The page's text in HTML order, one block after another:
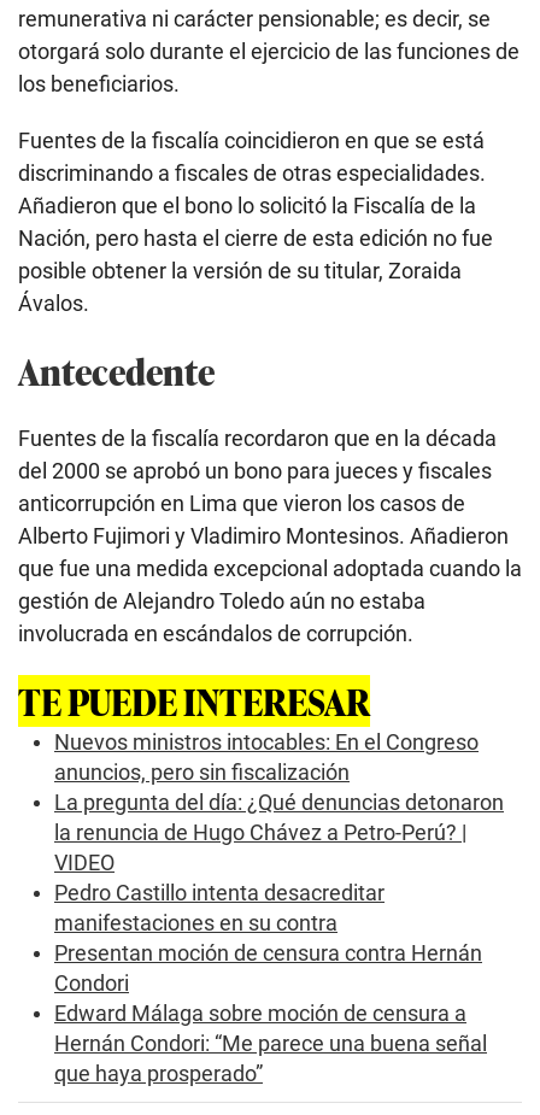
remunerativa ni carácter pensionable; es decir, se
otorgará solo durante el ejercicio de las funciones de
los beneficiarios.
Fuentes de la fiscalía coincidieron en que se está
discriminando a fiscales de otras especialidades.
Añadieron que el bono lo solicitó la Fiscalía de la
Nación, pero hasta el cierre de esta edición no fue
posible obtener la versión de su titular, Zoraida
Ávalos.
Antecedente
Fuentes de la fiscalía recordaron que en la década
del 2000 se aprobó un bono para jueces y fiscales
anticorrupción en Lima que vieron los casos de
Alberto Fujimori y Vladimiro Montesinos. Añadieron
que fue una medida excepcional adoptada cuando la
gestión de Alejandro Toledo aún no estaba
involucrada en escándalos de corrupción.
TE PUEDE INTERESAR
Nuevos ministros intocables: En el Congreso
anuncios, pero sin fiscalización
La pregunta del día: ¿Qué denuncias detonaron
la renuncia de Hugo Chávez a Petro-Perú? |
VIDEO
Pedro Castillo intenta desacreditar
manifestaciones en su contra
Presentan moción de censura contra Hernán
Condori
Edward Málaga sobre moción de censura a
Hernán Condori: “Me parece una buena señal
que haya prosperado”